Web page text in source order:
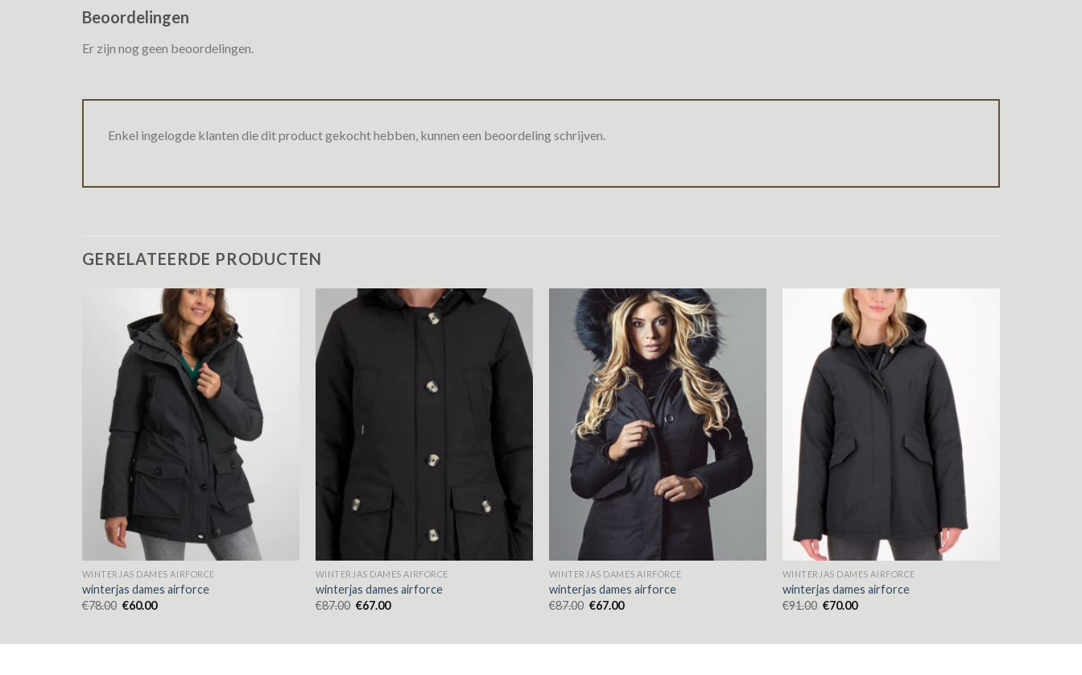
Beoordelingen
Er zijn nog geen beoordelingen.
Enkel ingelogde klanten die dit product gekocht hebben, kunnen een beoordeling schrijven.
GERELATEERDE PRODUCTEN
WINTERJAS DAMES AIRFORCE
winterjas dames airforce
€78.00 €60.00
WINTERJAS DAMES AIRFORCE
winterjas dames airforce
€87.00 €67.00
WINTERJAS DAMES AIRFORCE
winterjas dames airforce
€87.00 €67.00
WINTERJAS DAMES AIRFORCE
winterjas dames airforce
€91.00 €70.00